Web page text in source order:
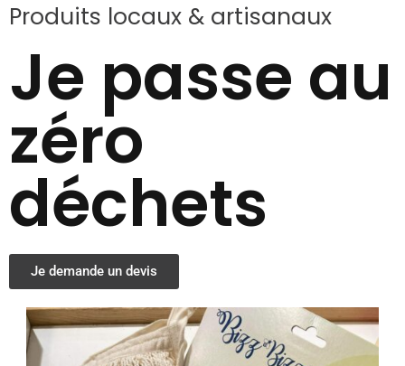
Produits locaux & artisanaux
Je passe au
zéro
déchets
Je demande un devis